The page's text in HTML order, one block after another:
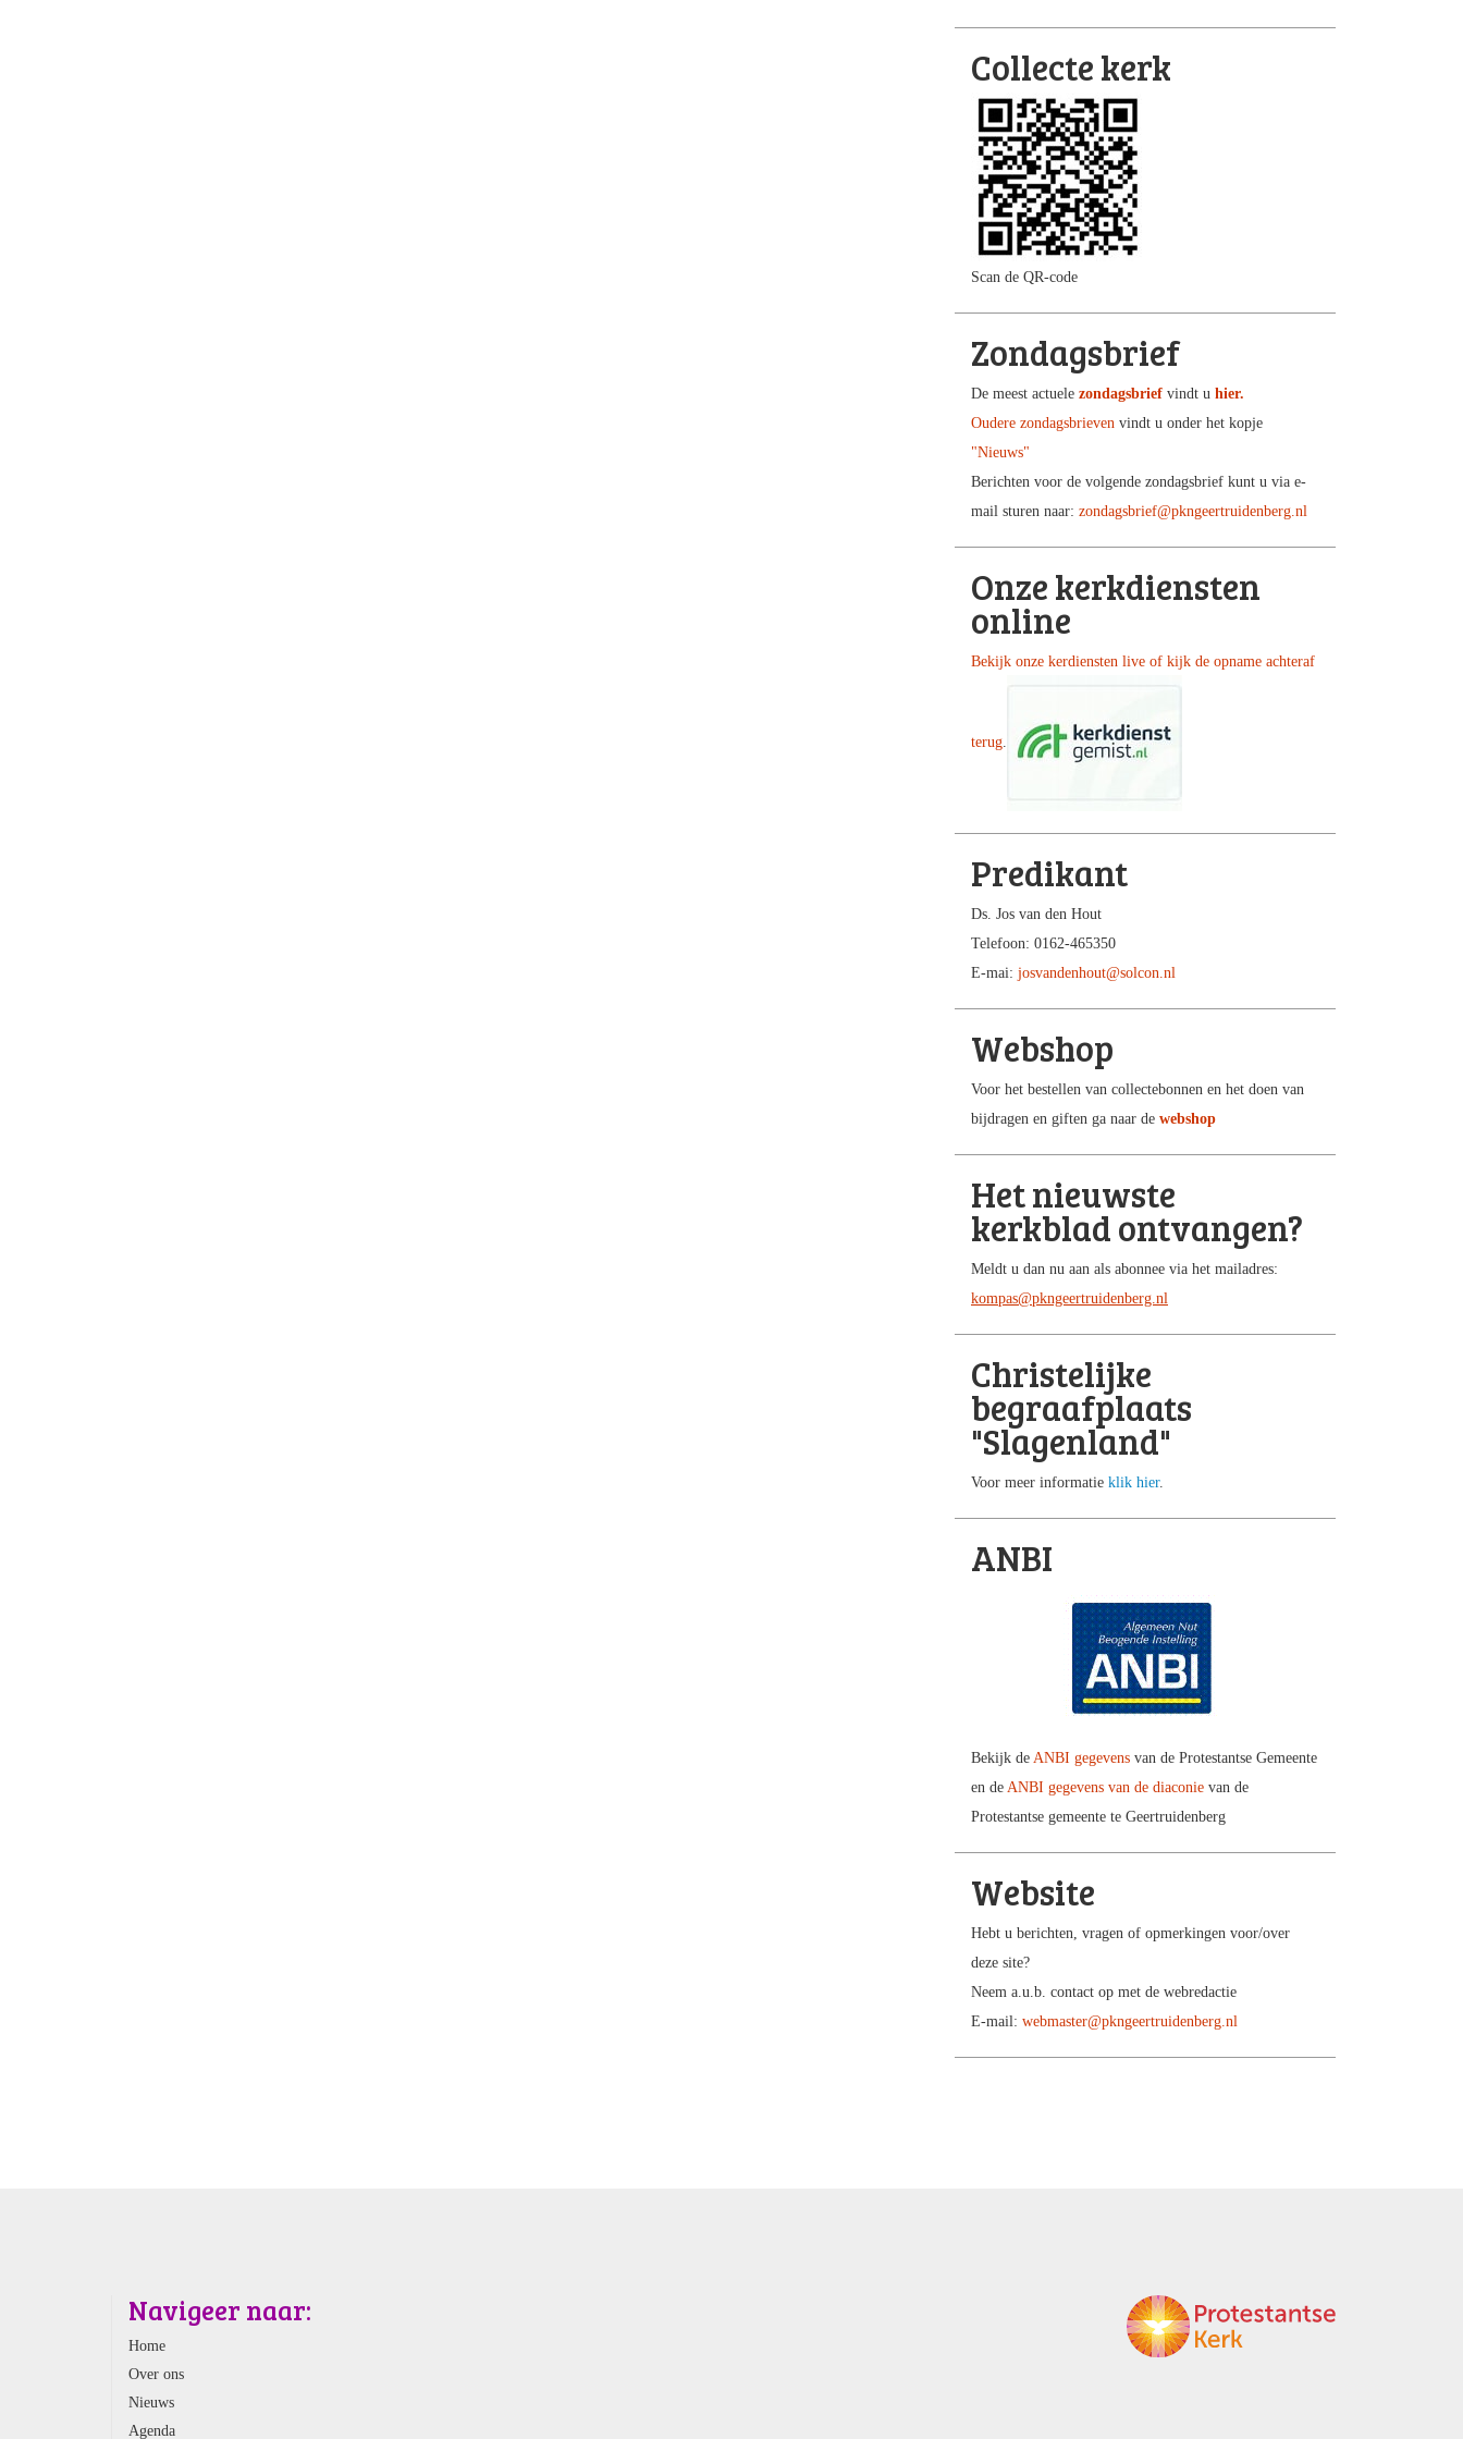
Collecte kerk
Scan de QR-code
Zondagsbrief
De meest actuele zondagsbrief vindt u hier.
Oudere zondagsbrieven vindt u onder het kopje
"Nieuws"
Berichten voor de volgende zondagsbrief kunt u via e-
mail sturen naar: zondagsbrief@pkngeertruidenberg.nl
Onze kerkdiensten
online
Bekijk onze kerdiensten live of kijk de opname achteraf
terug
Predikant
Ds. Jos van den Hout
Telefoon: 0162-465350
E-mai: josvandenhout@solcon.nl
Webshop
Voor het bestellen van collectebonnen en het doen van
bijdragen en giften ga naar de webshop
Het nieuwste
kerkblad ontvangen?
Meldt u dan nu aan als abonnee via het mailadres:
kompas@pkngeertruidenberg.nl
Christelijke
begraafplaats
"Slagenland"
Voor meer informatie klik hier.
ANBI
Bekijk de ANBI gegevens van de Protestantse Gemeente
en de ANBI gegevens van de diaconie van de
Protestantse gemeente te Geertruidenberg
Website
Hebt u berichten, vragen of opmerkingen voor/over
deze site?
Neem a.u.b. contact op met de webredactie
E-mail: webmaster@pkngeertruidenberg.nl
Navigeer naar:
Home
Over ons
Nieuws
Agenda